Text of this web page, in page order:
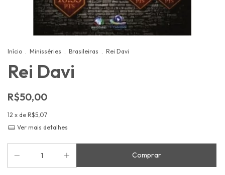
Início . Minisséries . Brasileiras . Rei Davi
Rei Davi
R$50,00
12 x de R$5,07
Ver mais detalhes